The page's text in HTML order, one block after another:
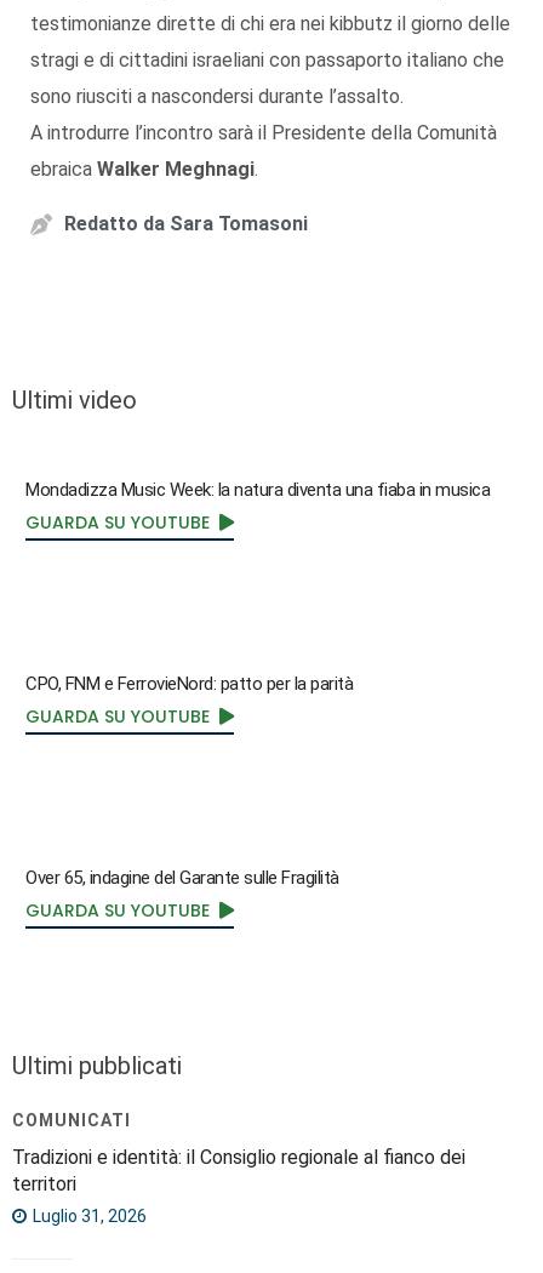
testimonianze dirette di chi era nei kibbutz il giorno delle
stragi e di cittadini israeliani con passaporto italiano che
sono riusciti a nascondersi durante l’assalto.
A introdurre l’incontro sarà il Presidente della Comunità
ebraica Walker Meghnagi.
Redatto da Sara Tomasoni
Ultimi video
Mondadizza Music Week: la natura diventa una fiaba in musica
GUARDA SU YOUTUBE
CPO, FNM e FerrovieNord: patto per la parità
GUARDA SU YOUTUBE
Over 65, indagine del Garante sulle Fragilità
GUARDA SU YOUTUBE
Ultimi pubblicati
COMUNICATI
Tradizioni e identità: il Consiglio regionale al fianco dei
territori
Luglio 31, 2026